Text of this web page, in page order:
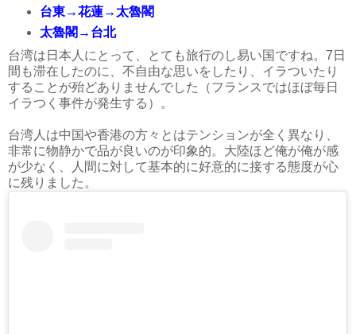
台東→花蓮→太魯閣
太魯閣→台北
台湾は日本人にとって、とても旅行のし易い国ですね。7日
間も滞在したのに、不自由な思いをしたり、イラついたり
することが殆どありませんでした（フランスではほぼ毎日
イラつく事件が発生する）。
台湾人は中国や香港の方々とはテンションが全く異なり、
非常に物静かで品が良いのが印象的。大陸ほど俺が俺が感
が少なく、人間に対して基本的に好意的に接する態度が心
に残りました。